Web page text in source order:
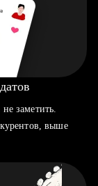
заметить.
выше